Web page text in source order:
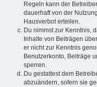
Regeln kann der
dauerhaft von der
Hausverbot erteilen.
Du nimmst zur Kenntnis,
Inhalte von Beiträgen
er nicht zur Kenntnis
Benutzerkonto, Beiträge
sperren.
Du gestattest dem
abzuändern, sofern sie